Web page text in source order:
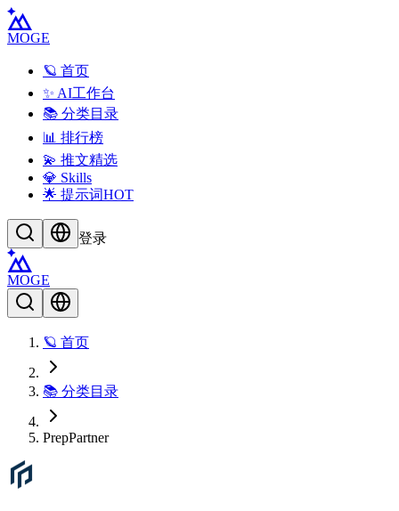
MOGE
🪐 首页
✨ AI工作台
📚 分类目录
📊 排行榜
💫 推文精选
💎 Skills
🌟 提示词HOT
登录
MOGE
🪐 首页
📚 分类目录
PrepPartner